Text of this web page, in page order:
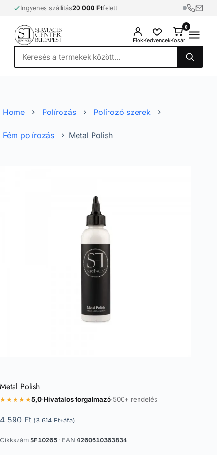
to
content
Ingyenes szállítás20 000 Ftfelett
FiókKedvencekKosár
0
Home Polírozás Polírozó szerek
Fém polírozás Metal Polish
Metal Polish
★★★★★5,0·Hivatalos forgalmazó·500+ rendelés
4 590 Ft (3 614 Ft+áfa)
CikkszámSF10265 · EAN 4260610363834